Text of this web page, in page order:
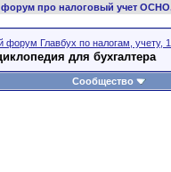
форум про налоговый учет
форум Главбух по налогам, учету,
для бухгалтера
Сообщество